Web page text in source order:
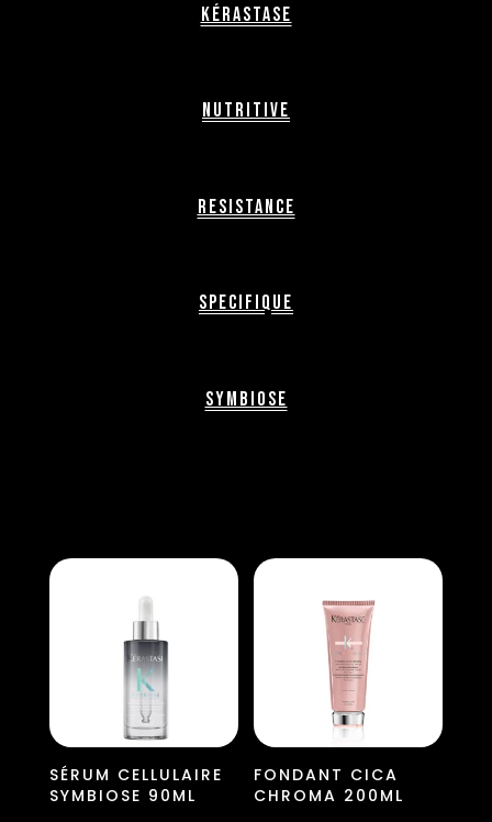
Kérastase
Nutritive
Resistance
Specifique
Symbiose
SÉRUM CELLULAIRE
SYMBIOSE 90ML
FONDANT CICA
CHROMA 200ML